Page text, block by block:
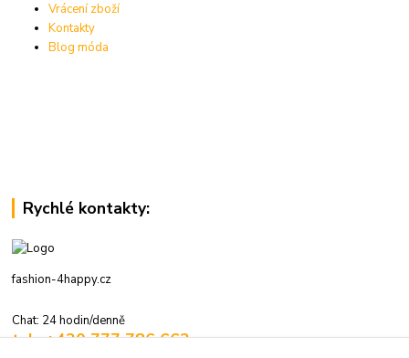
Vrácení zboží
Kontakty
Blog móda
Rychlé kontakty:
fashion-4happy.cz
Chat: 24 hodin/denně
tel.: +420 777 786 662